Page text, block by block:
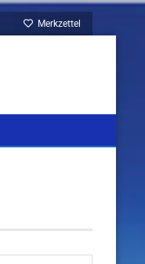
Merkzettel